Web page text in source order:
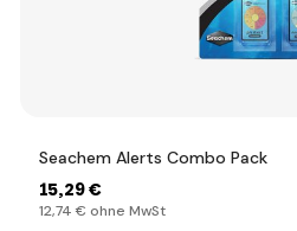
Seachem Alerts Combo Pack
15,29 €
12,74 € ohne MwSt